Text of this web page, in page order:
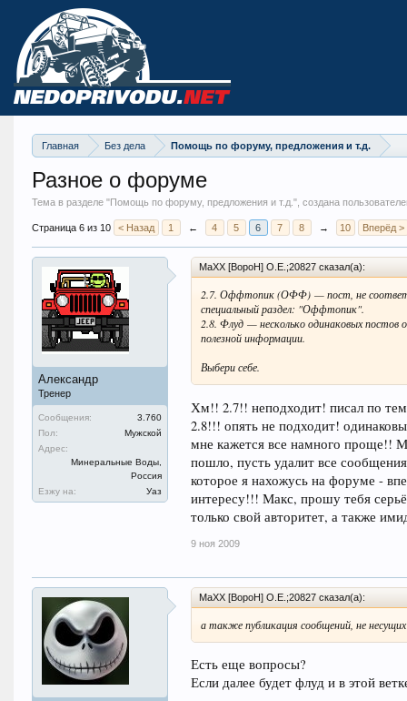
Главная Без дела Помощь по форуму, предложения и т.д.
Разное о форуме
Тема в разделе "Помощь по форуму, предложения и т.д. ", создана
Страница 6 из 10 < Назад 1 ← 4 5 6 7 8 → 10 Вперёд >
Александр
Тренер
Сообщения:
3.760
Пол:
Мужской
Адрес:
Минеральные Воды,
Россия
Езжу на:
Уаз
MaXX [BopoH] O.E.;20827 сказал(а):
2.7. Оффтопик (ОФФ) — пост, не
специальный раздел: "Оффтопик".
2.8. Флуд — несколько одинаковых постов
полезной информации.
Выбери себе.
Хм!! 2.7!! неподходит! писал по
2.8!!! опять не подходит!
мне кажется все намного проще!!
пошло, пусть удалит все
которое я нахожусь на форуме -
интересу!!! Макс, прошу тебя
только свой авторитет, а также
9 ноя 2009
MaXX [BopoH] O.E.;20827 сказал(а):
а также публикация сообщений, не
Есть еще вопросы?
Если далее будет флуд и в этой